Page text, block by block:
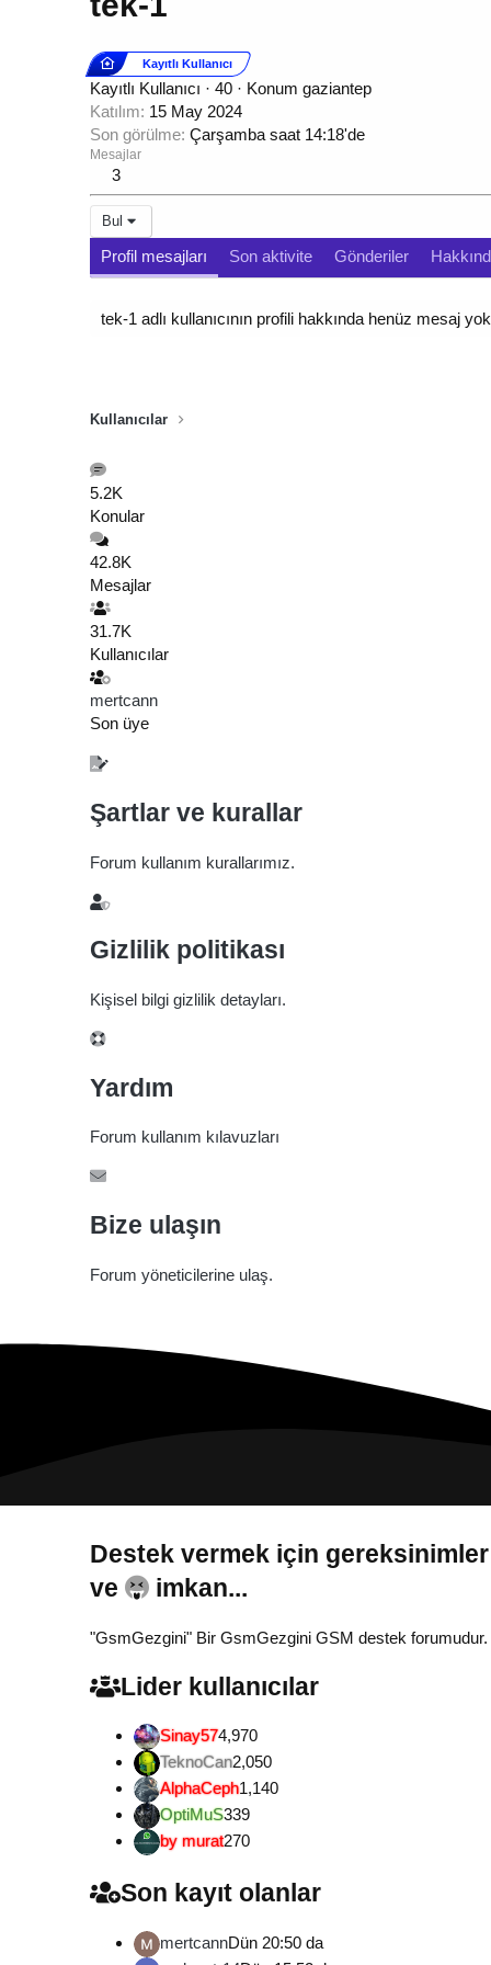
Kayıtlı Kullanıcı
Kayıtlı Kullanıcı · 40 · Konum gaziantep
Katılım 15 May 2024
Son görülme Çarşamba saat 14:18'de
Mesajlar
3
Bul
Profil mesajları Son aktivite Gönderiler
tek-1 adlı kullanıcının profili hakkında henüz mesaj
Kullanıcılar
5.2K
Konular
42.8K
Mesajlar
31.7K
Kullanıcılar
mertcann
Son üye
Şartlar ve kurallar
Forum kullanım kurallarımız.
Gizlilik politikası
Kişisel bilgi gizlilik detayları.
Yardım
Forum kullanım kılavuzları
Bize ulaşın
Forum yöneticilerine ulaş.
Destek vermek için
"GsmGezgini" Bir GsmGezgini GSM destek
Lider kullanıcılar
Sinay574,970
TeknoCan2,050
AlphaCeph1,140
OptiMuS339
by murat270
Son kayıt olanlar
mertcannDün 20:50 da